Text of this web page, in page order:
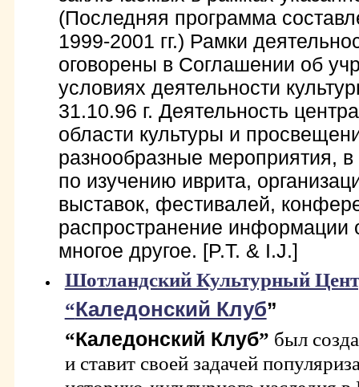
(Последняя программа
1999-2001 гг.) Рамки
оговорены в Соглашении об
условиях деятельности
31.10.96 г. Деятельность
области культуры и
разнообразные мероприятия,
по изучению иврита,
выставок, фестивалей,
распространение информации
многое другое. [P.T. & I.J.]
Шотландский Культурный
“Каледонский Клуб”
“Каледонский Клуб” был
и ставит своей задачей